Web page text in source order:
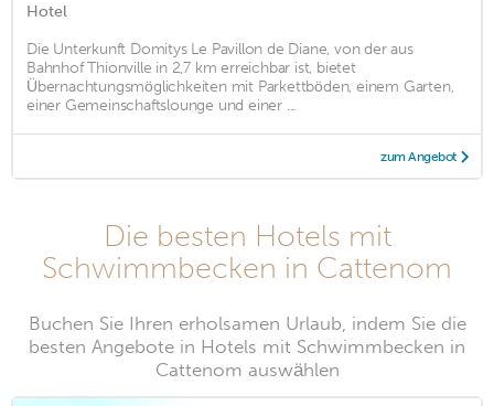
Hotel
Die Unterkunft Domitys Le Pavillon de Diane, von der aus
Bahnhof Thionville in 2,7 km erreichbar ist, bietet
Übernachtungsmöglichkeiten mit Parkettböden, einem Garten,
einer Gemeinschaftslounge und einer ...
zum Angebot
Die besten Hotels mit
Schwimmbecken in Cattenom
Buchen Sie Ihren erholsamen Urlaub, indem Sie die
besten Angebote in Hotels mit Schwimmbecken in
Cattenom auswählen